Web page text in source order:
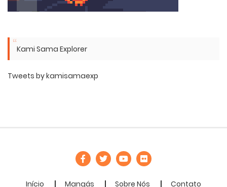
Kami Sama Explorer
Tweets by kamisamaexp
Início Mangás Sobre Nós Contato